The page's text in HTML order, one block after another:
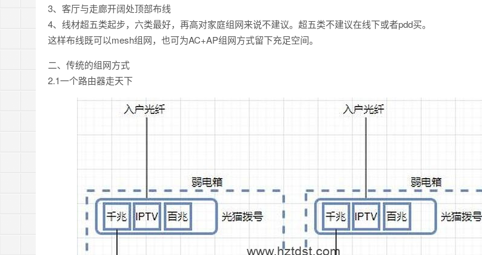
3、客厅与走廊开阔处顶部布线
4、线材超五类起步，六类最好，再高对家庭组网来说不建议。超五类不建议在线下或者pdd买。
这样布线既可以mesh组网，也可为AC+AP组网方式留下充足空间。
二、传统的组网方式
2.1一个路由器走天下